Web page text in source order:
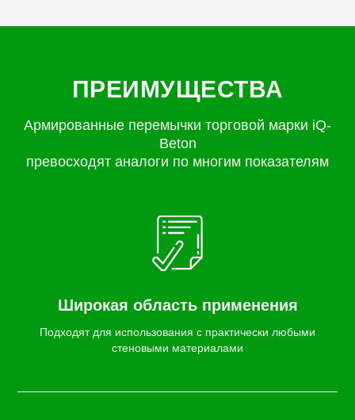
ПРЕИМУЩЕСТВА
Армированные перемычки торговой марки iQ-
Beton
превосходят аналоги по многим показателям
Широкая область применения
Подходят для использования с практически любыми
стеновыми материалами